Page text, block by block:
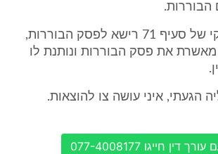
מלבד ביטול חלקי של סעיף 71 רישא לפסק הבוררות,
מאשרת את פסק הבוררות ונותנת לו
הגעתי, איני עושה צו להוצאות.
חייגו 077-4008177